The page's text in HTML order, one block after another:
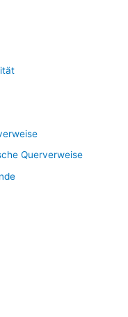
Querverweise